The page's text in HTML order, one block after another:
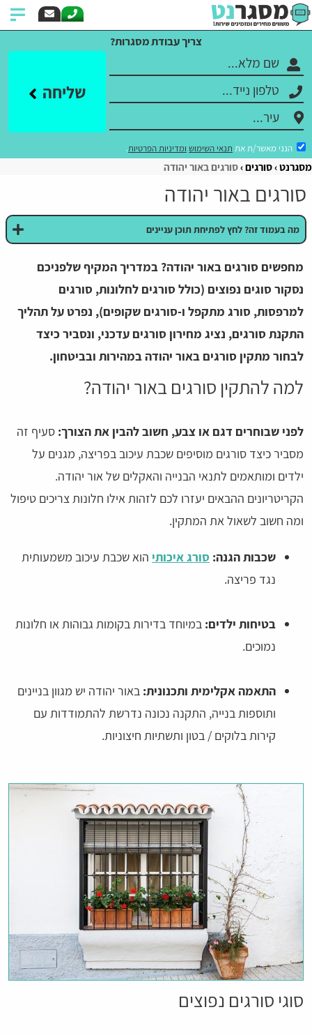
צריך עבודת מסגרות?
שליחה
הנני מאשר/ת את תנאי השימוש ומדיניות הפרטיות.
מסגרנט סורגים סורגים באור יהודה
סורגים באור יהודה
מה בעמוד זה? לחץ לפתיחת תוכן עניינים
מחפשים סורגים באור יהודה? במדריך המקיף שלפניכם
נסקור סוגים נפוצים (כולל סורגים לחלונות, סורגים
למרפסות, סורג מתקפל ו-סורגים שקופים), נפרט על תהליך
התקנת סורגים, נציג מחירון סורגים עדכני, ונסביר כיצד
לבחור מתקין סורגים באור יהודה במהירות ובביטחון.
למה להתקין סורגים באור יהודה?
לפני שבוחרים דגם או צבע, חשוב להבין את הצורך: סעיף זה
מסביר כיצד סורגים מוסיפים שכבת עיכוב בפריצה, מגנים על
ילדים ומותאמים לתנאי הבנייה והאקלים של אור יהודה.
הקריטריונים ההבאים יעזרו לכם לזהות אילו חלונות צריכים טיפול
ומה חשוב לשאול את המתקין.
שכבות הגנה: סורג איכותי הוא שכבת עיכוב משמעותית
נגד פריצה.
בטיחות ילדים: במיוחד בדירות בקומות גבוהות או חלונות
נמוכים.
התאמה אקלימית ותכנונית: באור יהודה יש מגוון בניינים
ותוספות בנייה, התקנה נכונה נדרשת להתמודדות עם
קירות בלוקים / בטון ותשתיות חיצוניות.
סוגי סורגים נפוצים